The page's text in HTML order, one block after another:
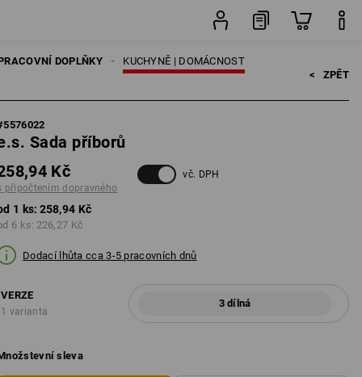
DOPLŇKY
KUCHYNĚ | DOMÁCNOST
< ZPĚT
5576022
Sada příborů
Kč
připočtením dopravného
vč. DPH
1 ks: 258,94 Kč
6 ks: 226,27 Kč
Dodací lhůta cca 3-5 pracovních dnů
VERZE
1 varianta
3 dílná
sleva